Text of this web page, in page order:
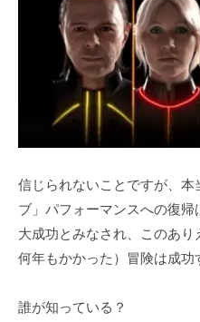
y
a
m
a
信じられないことですが、
ブ」パフォーマンスへの復
大成功とみなされ、このあり
何年もかかった）冒険は成功
誰が知っている？